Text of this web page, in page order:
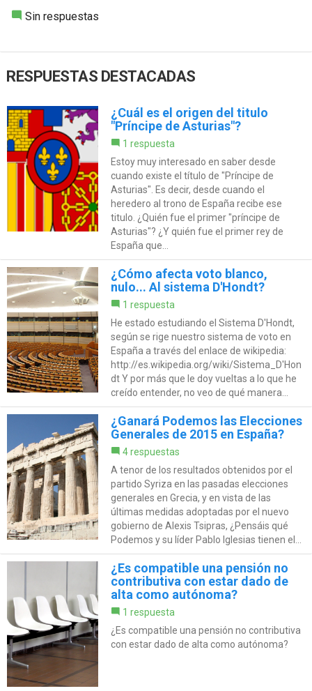
Sin respuestas
RESPUESTAS DESTACADAS
¿Cuál es el origen del titulo
"Príncipe de Asturias"?
1 respuesta
Estoy muy interesado en saber desde
cuando existe el título de "Príncipe de
Asturias". Es decir, desde cuando el
heredero al trono de España recibe ese
titulo. ¿Quién fue el primer "príncipe de
Asturias"? ¿Y quién fue el primer rey de
España que...
¿Cómo afecta voto blanco,
nulo... Al sistema D'Hondt?
1 respuesta
He estado estudiando el Sistema D'Hondt,
según se rige nuestro sistema de voto en
España a través del enlace de wikipedia:
http://es.wikipedia.org/wiki/Sistema_D'Hon
dt Y por más que le doy vueltas a lo que he
creído entender, no veo de qué manera...
¿Ganará Podemos las Elecciones
Generales de 2015 en España?
4 respuestas
A tenor de los resultados obtenidos por el
partido Syriza en las pasadas elecciones
generales en Grecia, y en vista de las
últimas medidas adoptadas por el nuevo
gobierno de Alexis Tsipras, ¿Pensáis qué
Podemos y su líder Pablo Iglesias tienen el...
¿Es compatible una pensión no
contributiva con estar dado de
alta como autónoma?
1 respuesta
¿Es compatible una pensión no contributiva
con estar dado de alta como autónoma?